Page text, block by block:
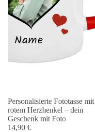
Personalisierte Fototasse mit
rotem Herzhenkel – dein
Geschenk mit Foto
14,90 €